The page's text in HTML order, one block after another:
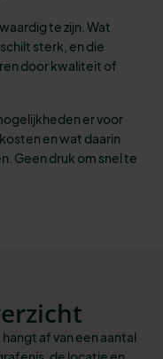
te zijn. Wat
sterk, en die
door kwaliteit of
er voor
en wat daarin
Geen druk om snel te
af van een aantal